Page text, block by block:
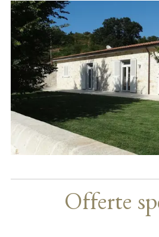
Offerte